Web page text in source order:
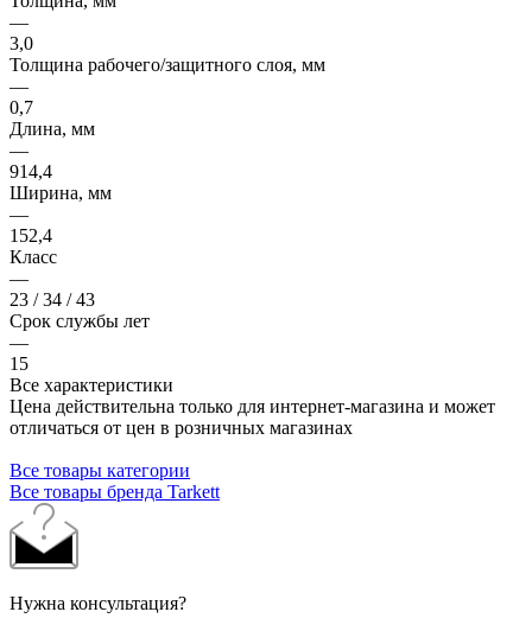
—
3,0
Толщина рабочего/защитного слоя, мм
—
0,7
Длина, мм
—
914,4
Ширина, мм
—
152,4
Класс
—
23 / 34 / 43
Срок службы лет
—
15
Все характеристики
Цена действительна только для интернет-магазина и может
отличаться от цен в розничных магазинах
Все товары категории
Все товары бренда Tarkett
Нужна консультация?